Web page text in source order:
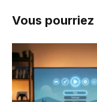
Vous pourriez